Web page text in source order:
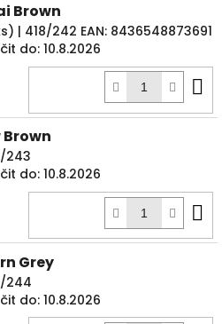
Brown
) | 418/242 EAN: 8436548873691
do:10.8.2026
Brown
243
do:10.8.2026
Grey
244
do:10.8.2026